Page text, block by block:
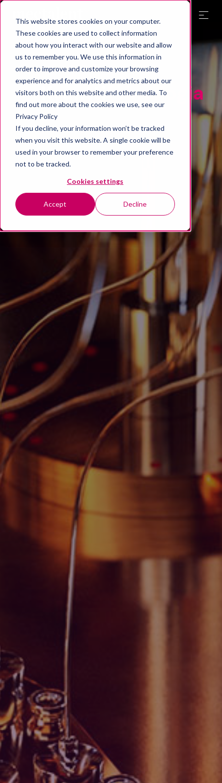
This website stores cookies on your computer.
These cookies are used to collect information
about how you interact with our website and allow
us to remember you. We use this information in
order to improve and customize your browsing
experience and for analytics and metrics about our
visitors both on this website and other media. To
find out more about the cookies we use, see our
Privacy Policy
If you decline, your information won’t be tracked
when you visit this website. A single cookie will be
used in your browser to remember your preference
not to be tracked.
Cookies settings
Accept Decline
Kvanttiteknologia